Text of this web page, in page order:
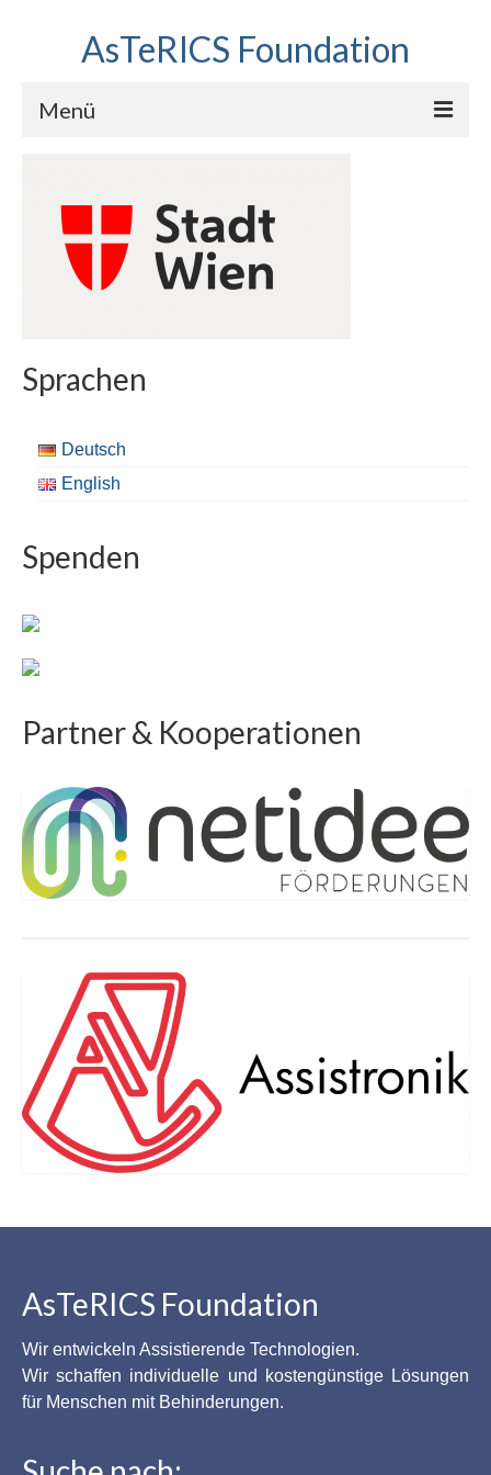
AsTeRICS Foundation
Menü
Workshops
Über uns
Sprachen
Deutsch
English
Spenden
Partner & Kooperationen
AsTeRICS Foundation
Wir entwickeln Assistierende Technologien.
Wir schaffen individuelle und kostengünstige Lösungen
für Menschen mit Behinderungen.